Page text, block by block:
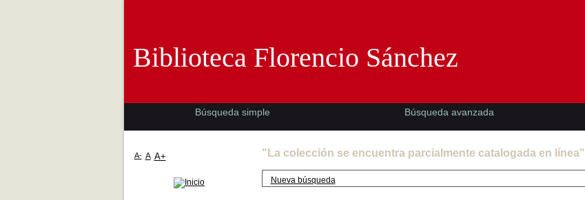
"La colección se encuentra parcialmente catalogada en línea"
Nueva búsqueda
Biblioteca Florencio Sánchez
Búsqueda simple Búsqueda avanzada
A- A A+